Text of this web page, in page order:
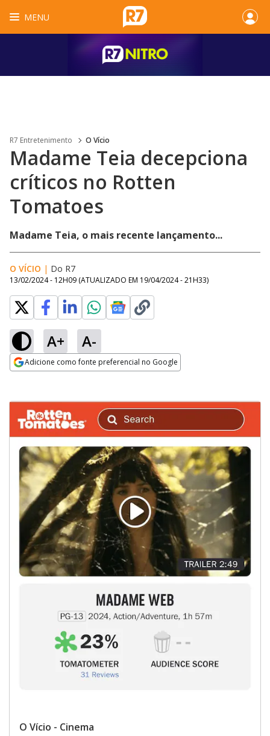
MENU
R7 Entretenimento O Vício
Madame Teia decepciona
críticos no Rotten
Tomatoes
Madame Teia, o mais recente lançamento...
O VÍCIO | Do R7
13/02/2024 - 12H09 (ATUALIZADO EM 19/04/2024 - 21H33)
A+ A-
Adicione como fonte preferencial no Google
O Vício - Cinema